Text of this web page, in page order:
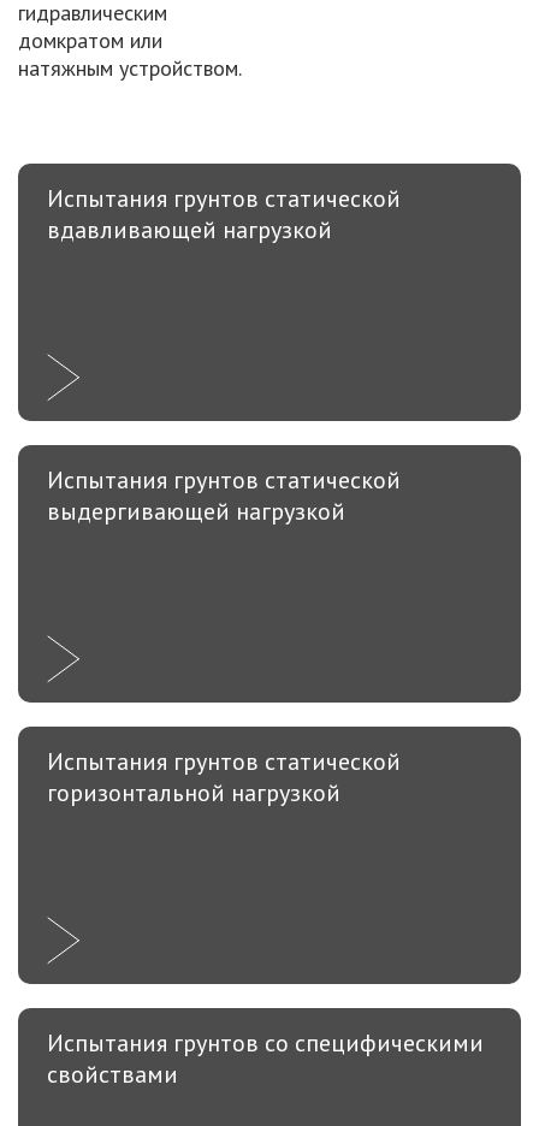
гидравлическим
домкратом или
натяжным устройством.
Испытания грунтов статической
вдавливающей нагрузкой
Испытания грунтов статической
выдергивающей нагрузкой
Испытания грунтов статической
горизонтальной нагрузкой
Испытания грунтов со специфическими
свойствами